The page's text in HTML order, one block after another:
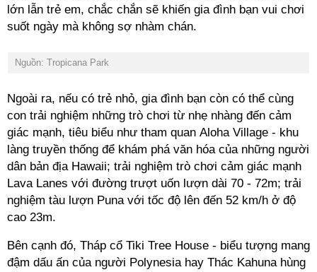
lớn lẫn trẻ em, chắc chắn sẽ khiến gia đình bạn vui chơi
suốt ngày mà không sợ nhàm chán.
Nguồn: Tropicana Park
Ngoài ra, nếu có trẻ nhỏ, gia đình bạn còn có thể cùng
con trải nghiệm những trò chơi từ nhẹ nhàng đến cảm
giác mạnh, tiêu biểu như tham quan Aloha Village - khu
làng truyền thống để khám phá văn hóa của những người
dân bản địa Hawaii; trải nghiệm trò chơi cảm giác mạnh
Lava Lanes với đường trượt uốn lượn dài 70 - 72m; trải
nghiệm tàu lượn Puna với tốc độ lên đến 52 km/h ở độ
cao 23m.
Bên cạnh đó, Tháp cổ Tiki Tree House - biểu tượng mang
đậm dấu ấn của người Polynesia hay Thác Kahuna hùng